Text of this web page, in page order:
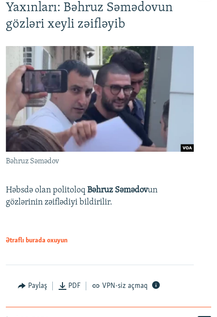
Yaxınları: Bəhruz Səmədovun
gözləri xeyli zəifləyib
Bəhruz Səmədov
Həbsdə olan politoloq Bəhruz Səmədovun
gözlərinin zəiflədiyi bildirilir.
Ətraflı burada oxuyun
Paylaş PDF VPN-siz açmaq